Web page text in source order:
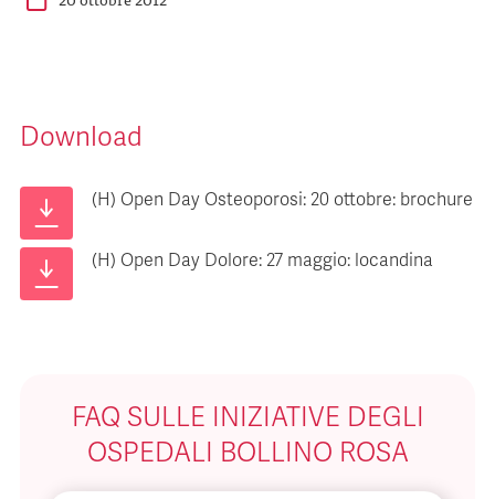
Download
(H) Open Day Osteoporosi: 20 ottobre: brochure
(H) Open Day Dolore: 27 maggio: locandina
FAQ SULLE INIZIATIVE DEGLI
OSPEDALI BOLLINO ROSA